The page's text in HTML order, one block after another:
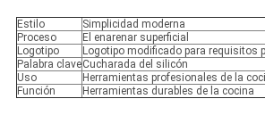
Estilo
Simplicidad moderna
Proceso
El enarenar superficial
Logotipo
Logotipo modificado para requisitos
Palabra claveCucharada del silicón
Uso
Herramientas profesionales de la
Función
Herramientas durables de la cocina